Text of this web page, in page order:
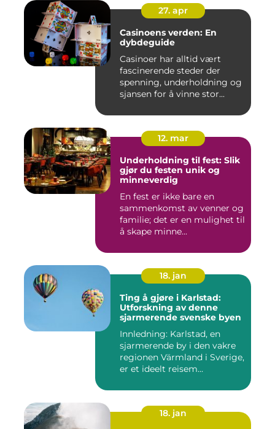
27. apr
Casinoens verden: En
dybdeguide
Casinoer har alltid vært
fascinerende steder der
spenning, underholdning og
sjansen for å vinne stor...
12. mar
Underholdning til fest: Slik
gjør du festen unik og
minneverdig
En fest er ikke bare en
sammenkomst av venner og
familie; det er en mulighet til
å skape minne...
18. jan
Ting å gjøre i Karlstad:
Utforskning av denne
sjarmerende svenske byen
Innledning: Karlstad, en
sjarmerende by i den vakre
regionen Värmland i Sverige,
er et ideelt reisem...
18. jan